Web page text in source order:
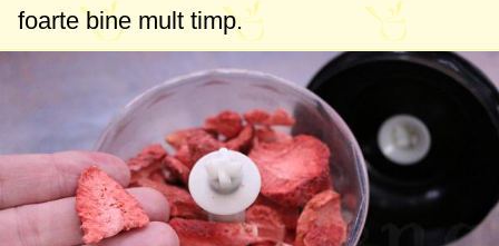
foarte bine mult timp.